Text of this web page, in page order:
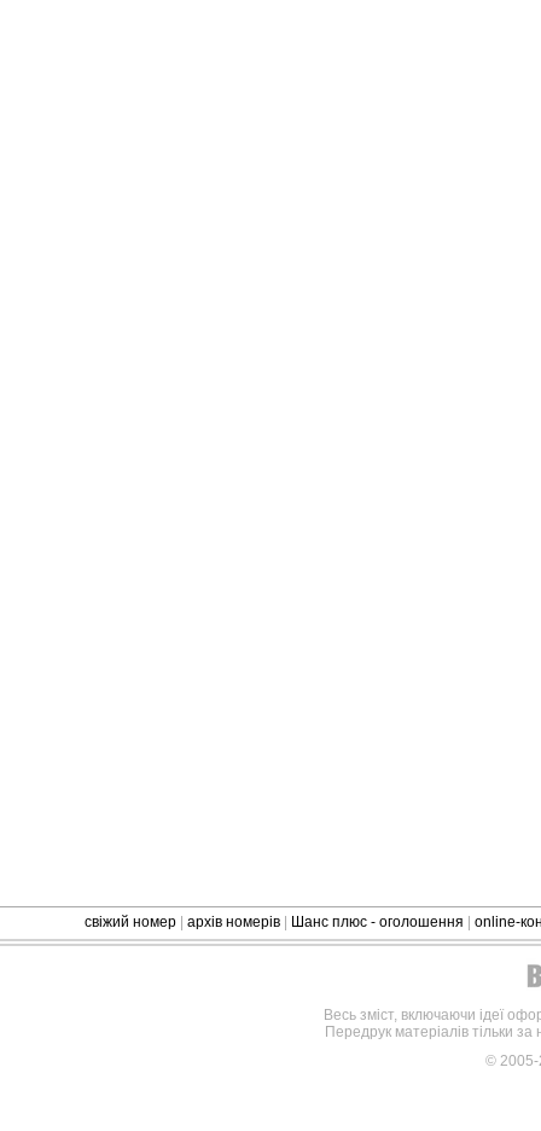
свіжий номер архів номерів Шанс плюс - оголошення online-
Весь зміст, включаючи ідеї
Передрук матеріалів тільки
©